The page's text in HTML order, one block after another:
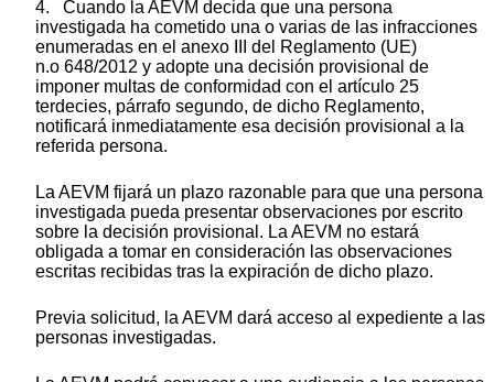
4. Cuando la AEVM decida que una persona
investigada ha cometido una o varias de las infracciones
enumeradas en el anexo III del Reglamento (UE)
n.o 648/2012 y adopte una decisión provisional de
imponer multas de conformidad con el artículo 25
terdecies, párrafo segundo, de dicho Reglamento,
notificará inmediatamente esa decisión provisional a la
referida persona.
La AEVM fijará un plazo razonable para que una persona
investigada pueda presentar observaciones por escrito
sobre la decisión provisional. La AEVM no estará
obligada a tomar en consideración las observaciones
escritas recibidas tras la expiración de dicho plazo.
Previa solicitud, la AEVM dará acceso al expediente a las
personas investigadas.